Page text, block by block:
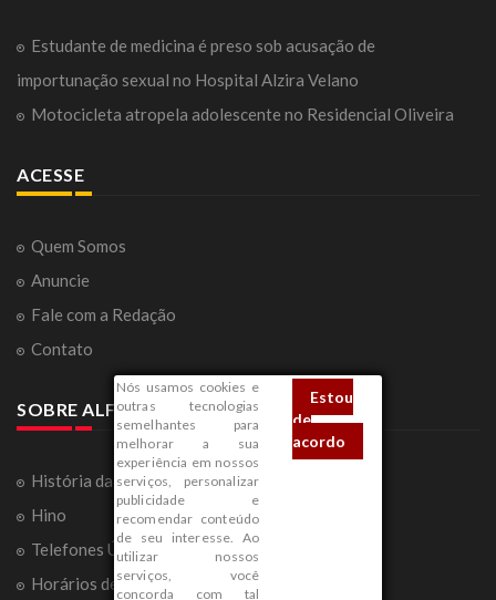
Nós usamos cookies e
outras tecnologias
semelhantes para
melhorar a sua
experiência em nossos
serviços, personalizar
publicidade e
recomendar conteúdo
de seu interesse. Ao
utilizar nossos
serviços, você
concorda com tal
Estou
de
acordo
Estudante de medicina é preso sob acusação de
importunação sexual no Hospital Alzira Velano
Motocicleta atropela adolescente no Residencial Oliveira
ACESSE
Quem Somos
Anuncie
Fale com a Redação
Contato
SOBRE ALFENAS
História da Cidade
Hino
Telefones Úteis
Horários de Ônibus